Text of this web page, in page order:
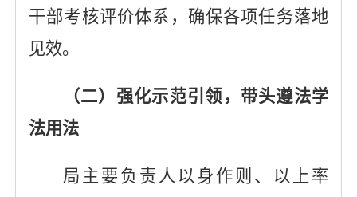
干部考核评价体系，确保各项任务落地
见效。
（二）强化示范引领，带头遵法学
法用法
局主要负责人以身作则、以上率